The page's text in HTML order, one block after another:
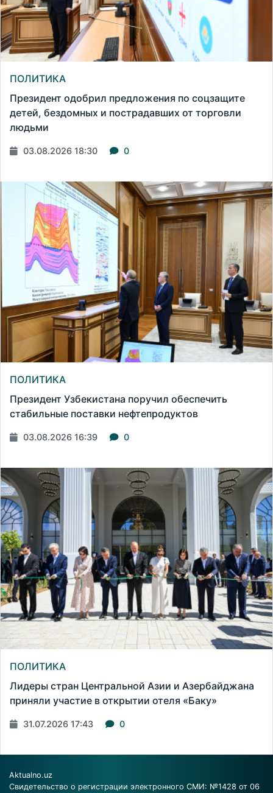
ПОЛИТИКА
Президент одобрил предложения по соцзащите
детей, бездомных и пострадавших от торговли
людьми
03.08.2026 18:30 0
ПОЛИТИКА
Президент Узбекистана поручил обеспечить
стабильные поставки нефтепродуктов
03.08.2026 16:39 0
ПОЛИТИКА
Лидеры стран Центральной Азии и Азербайджана
приняли участие в открытии отеля «Баку»
31.07.2026 17:43 0
Aktualno.uz
Свидетельство о регистрации электронного СМИ: №1428 от 06